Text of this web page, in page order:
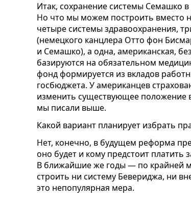
Итак, сохранение системы Семашко
Но что мы можем построить вместо
четыре системы здравоохранения,
(немецкого канцлера Отто фон
и Семашко), а одна, американская,
базируются на обязательном
фонд формируется из вкладов
госбюджета. У американцев
изменить существующее положение
мы писали выше.
Какой вариант планирует избрать
Нет, конечно, в будущем реформа
оно будет и кому предстоит
В ближайшие же годы — по крайней
строить ни систему Бевериджа, ни
это непопулярная мера.